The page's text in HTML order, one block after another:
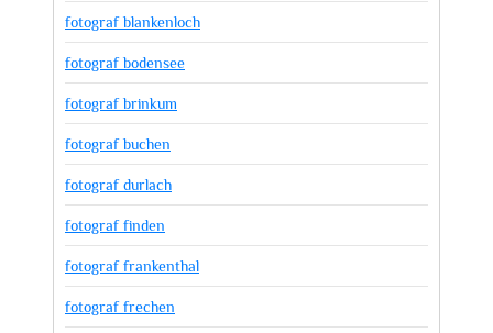
fotograf blankenloch
fotograf bodensee
fotograf brinkum
fotograf buchen
fotograf durlach
fotograf finden
fotograf frankenthal
fotograf frechen